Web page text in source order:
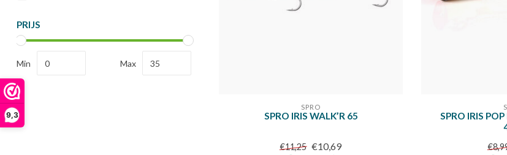
9,3
PRIJS
Min Max
SPRO
SPRO IRIS WALK’R 65
€11,25 €10,69
SPRO IRIS